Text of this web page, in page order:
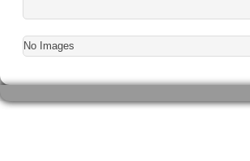
No Images